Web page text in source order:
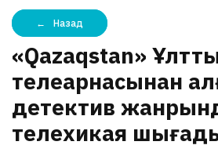
Назад
«Qazaqstan»
телеарнасынан
детектив
телехикая